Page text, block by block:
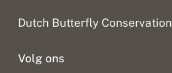
Dutch Butterfly Conservation
Volg ons